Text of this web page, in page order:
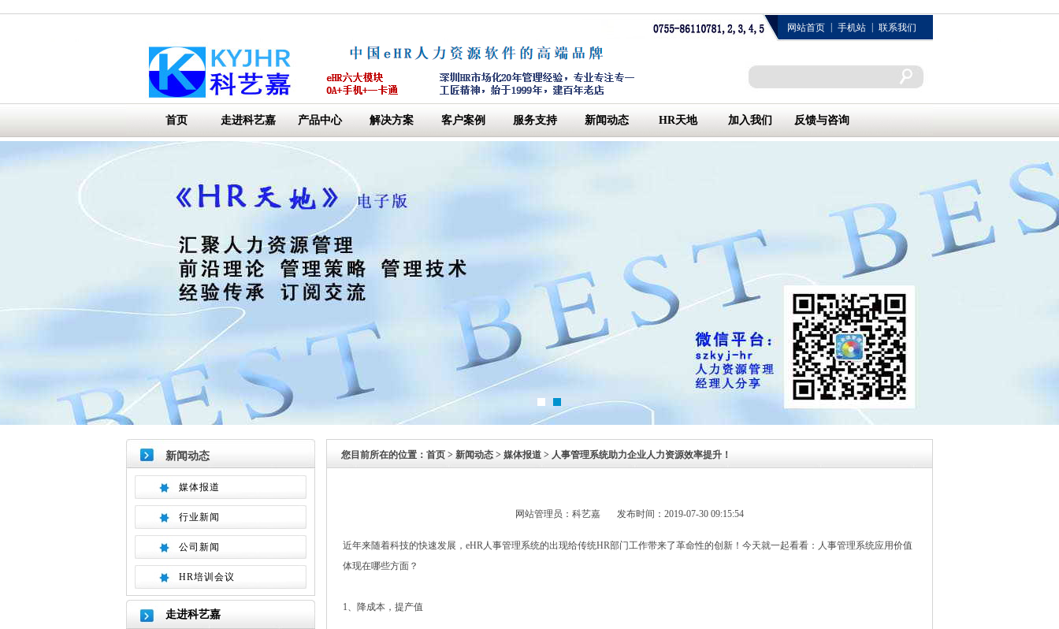
网站首页 手机站 联系我们
首页 走进科艺嘉 产品中心 解决方案 客户案例 服务支持 新闻动态 HR天地 加入我们 反馈与咨询
新闻动态
媒体报道
行业新闻
公司新闻
HR培训会议
走进科艺嘉
您目前所在的位置： 首页 > 新闻动态 > 媒体报道 > 人事管理系统助力企业人力资源效率提升！
网站管理员：科艺嘉 发布时间：2019-07-30 09:15:54
近年来随着科技的快速发展，eHR人事管理系统的出现给传统HR部门工作带来了革命性的创新！今天就一起看看：人事管理系统应用价值
体现在哪些方面？
1、降成本，提产值